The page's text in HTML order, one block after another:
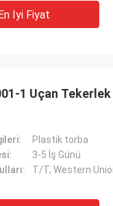
Iyi Fiyat
1 Uçan
Plastik torba
3-5 İş Günü
T/T, Western